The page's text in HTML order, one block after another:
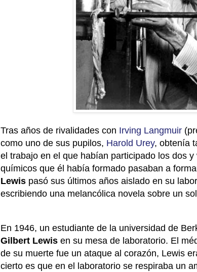
Tras años de rivalidades con Irving Langmuir
como uno de sus pupilos, Harold Urey, obtenía
el trabajo en el que habían participado los dos
químicos que él había formado pasaban a
Lewis pasó sus últimos años aislado en su
escribiendo una melancólica novela sobre un
En 1946, un estudiante de la universidad de
Gilbert Lewis en su mesa de laboratorio. El
de su muerte fue un ataque al corazón, Lewis
cierto es que en el laboratorio se respiraba un